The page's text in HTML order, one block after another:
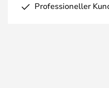
Professioneller